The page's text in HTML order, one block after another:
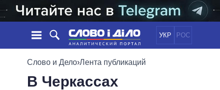
УКР РОС
НОВОСТИ
ЛЕНТА
ПОЛИТИКА
ОБЕЩАНИЯ
Слово и Дело›Лента публикаций
В Черкассах